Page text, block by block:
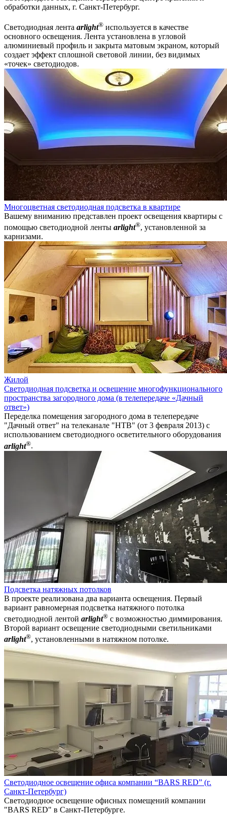
обработки данных, г. Санкт-Петербург.
Светодиодная лента arlight® используется в качестве
основного освещения. Лента установлена в угловой
алюминиевый профиль и закрыта матовым экраном, который
создает эффект сплошной световой линии, без видимых
«точек» светодиодов.
Многоцветная светодиодная подсветка в квартире
Вашему вниманию представлен проект освещения квартиры с
помощью светодиодной ленты arlight®, установленной за
карнизами.
Жилой
Светодиодная подсветка и освещение многофункционального
пространства загородного дома (в телепередаче «Дачный
ответ»)
Переделка помещения загородного дома в телепередаче
"Дачный ответ" на телеканале "НТВ" (от 3 февраля 2013) с
использованием светодиодного осветительного оборудования
arlight®.
Подсветка натяжных потолков
В проекте реализована два варианта освещения. Первый
вариант равномерная подсветка натяжного потолка
светодиодной лентой arlight® с возможностью диммирования.
Второй вариант освещение светодиодными светильниками
arlight®, установленными в натяжном потолке.
Светодиодное освещение офиса компании “BARS RED” (г.
Санкт-Петербург)
Светодиодное освещение офисных помещений компании
"BARS RED" в Санкт-Петербурге.